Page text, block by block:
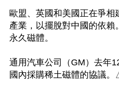
歐盟、英國和美國正在爭相
產業，以擺脫對中國的依賴
永久磁體。
通用汽車公司（GM）去年